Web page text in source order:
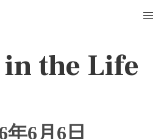
the Life
年6月6日